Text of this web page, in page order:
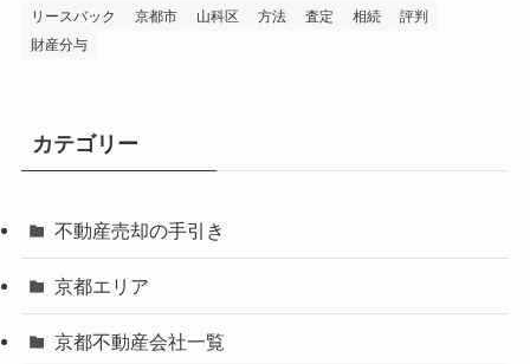
リースバック 京都市 山科区 方法 査定 相続
評判
財産分与
カテゴリー
不動産売却の手引き
京都エリア
京都不動産会社一覧